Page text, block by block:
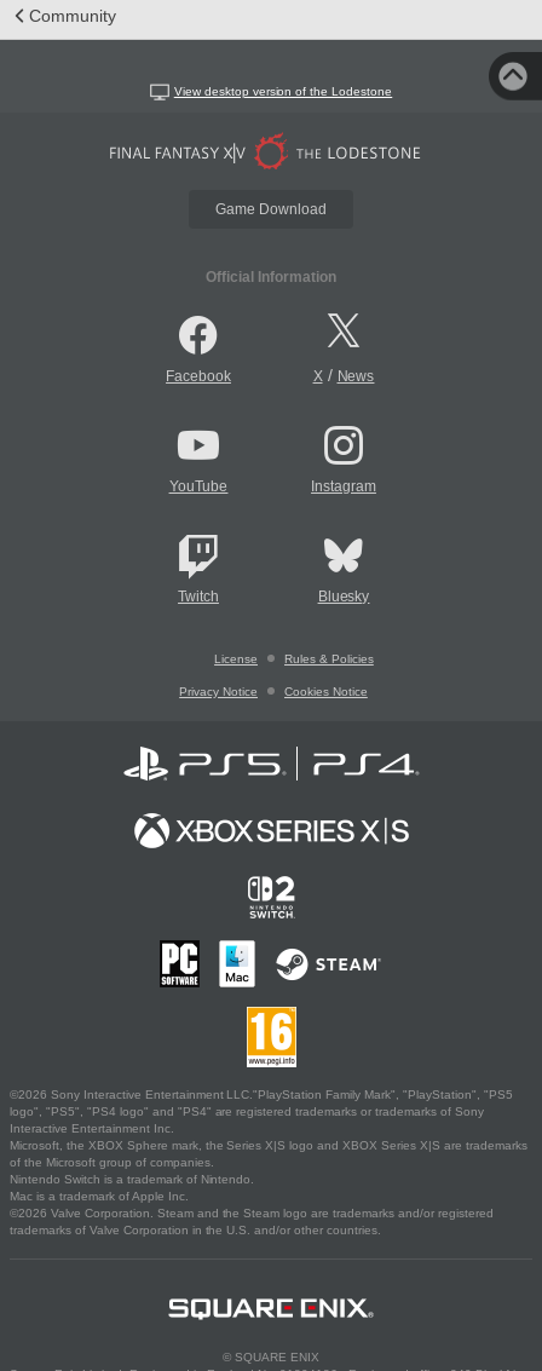
Community
View desktop version of the Lodestone
Game Download
Official Information
Facebook X/ News
YouTube Instagram
Twitch Bluesky
License Rules & Policies
Privacy Notice Cookies Notice
©2026 Sony Interactive Entertainment LLC."PlayStation Family Mark", "PlayStation", "PS5
logo", "PS5", "PS4 logo" and "PS4" are registered trademarks or trademarks of Sony
Interactive Entertainment Inc.
Microsoft, the XBOX Sphere mark, the Series X|S logo and XBOX Series X|S are trademarks
of the Microsoft group of companies.
Nintendo Switch is a trademark of Nintendo.
Mac is a trademark of Apple Inc.
©2026 Valve Corporation. Steam and the Steam logo are trademarks and/or registered
trademarks of Valve Corporation in the U.S. and/or other countries.
© SQUARE ENIX